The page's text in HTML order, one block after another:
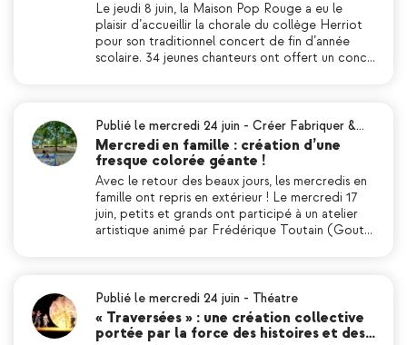
Le jeudi 8 juin, la Maison Pop Rouge a eu le
plaisir d’accueillir la chorale du collège Herriot
pour son traditionnel concert de fin d’année
scolaire. 34 jeunes chanteurs ont offert un conc…
Publié le mercredi 24 juin - Créer Fabriquer &…
Mercredi en famille : création d’une
fresque colorée géante !
Avec le retour des beaux jours, les mercredis en
famille ont repris en extérieur ! Le mercredi 17
juin, petits et grands ont participé à un atelier
artistique animé par Frédérique Toutain (Gout…
Publié le mercredi 24 juin - Théatre
« Traversées » : une création collective
portée par la force des histoires et des…